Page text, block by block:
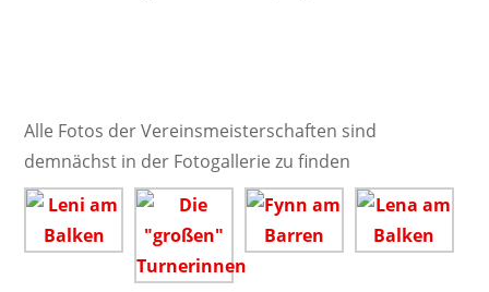
Alle Fotos der Vereinsmeisterschaften sind
demnächst in der Fotogallerie zu finden